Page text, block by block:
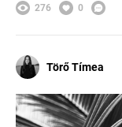
276 0
Törő Tímea